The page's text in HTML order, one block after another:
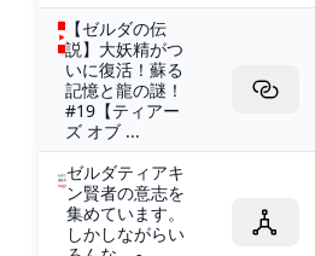
【ゼルダの伝
説】大妖精がつ
いに復活！蘇る
記憶と龍の謎！
#19【ティアー
ズ オブ ...
ゼルダティアキ
ン賢者の意志を
集めています。
しかしながらい